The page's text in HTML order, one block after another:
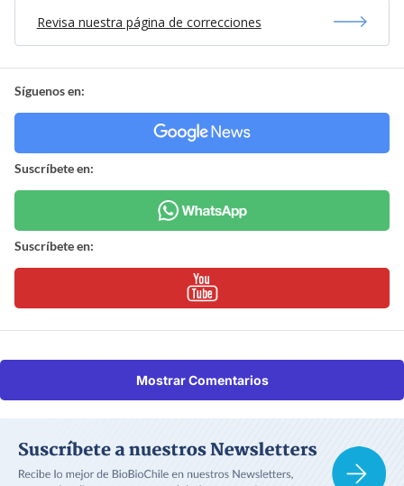
Revisa nuestra página de correcciones
Síguenos en:
Suscríbete en:
Suscríbete en:
Mostrar Comentarios